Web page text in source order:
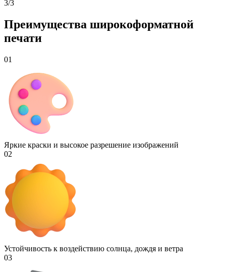
3/3
Преимущества широкоформатной
печати
01
Яркие краски и высокое разрешение изображений
02
Устойчивость к воздействию солнца, дождя и ветра
03